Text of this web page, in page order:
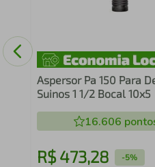
Aspersor Pa 150 Para
Suinos 1 1/2 Bocal 10x5
16.606
R$ 473,28 -5%